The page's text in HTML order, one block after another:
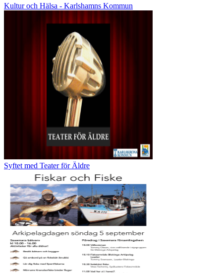
Kultur och Hälsa - Karlshamns Kommun
Syftet med Teater för Äldre